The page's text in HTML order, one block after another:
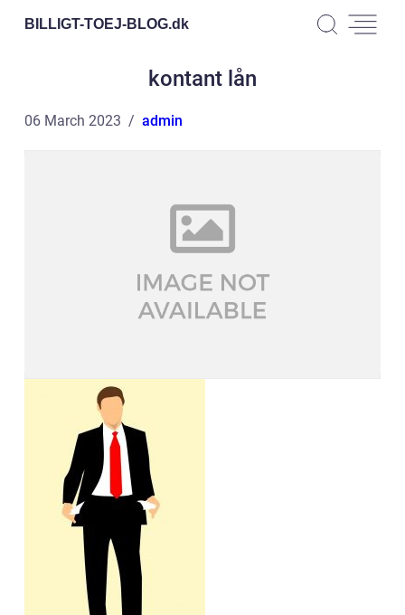
BILLIGT-TOEJ-BLOG.dk
kontant lån
06 March 2023 admin